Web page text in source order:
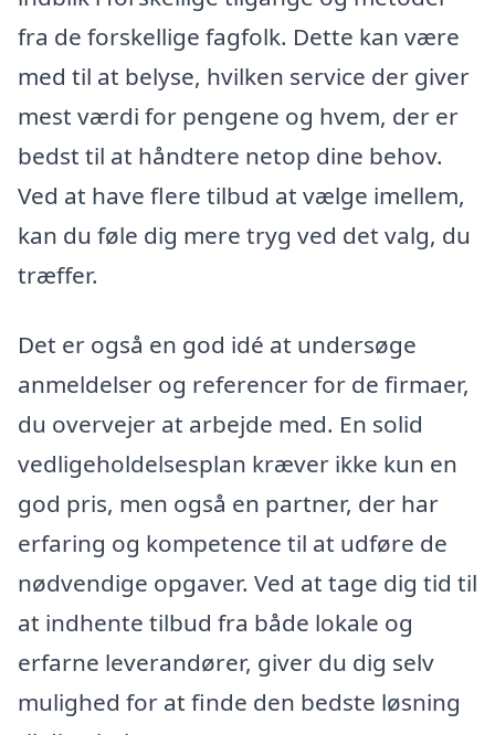
fra de forskellige fagfolk. Dette kan være
med til at belyse, hvilken service der giver
mest værdi for pengene og hvem, der er
bedst til at håndtere netop dine behov.
Ved at have flere tilbud at vælge imellem,
kan du føle dig mere tryg ved det valg, du
træffer.
Det er også en god idé at undersøge
anmeldelser og referencer for de firmaer,
du overvejer at arbejde med. En solid
vedligeholdelsesplan kræver ikke kun en
god pris, men også en partner, der har
erfaring og kompetence til at udføre de
nødvendige opgaver. Ved at tage dig tid til
at indhente tilbud fra både lokale og
erfarne leverandører, giver du dig selv
mulighed for at finde den bedste løsning